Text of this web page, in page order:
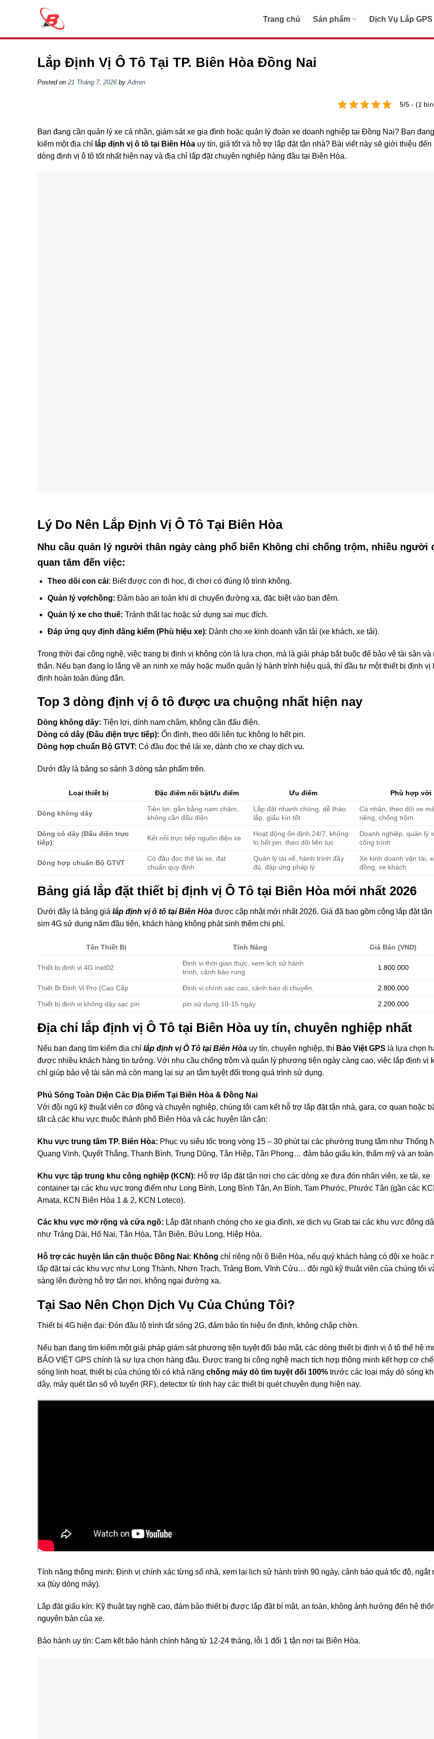
Trang chủ Sản phẩm Dịch Vụ Lắp GPS
Lắp Định Vị Ô Tô Tại TP. Biên Hòa Đồng Nai
Posted on 21 Tháng 7, 2026 by Admin
5/5 - (1
Bạn đang cần quản lý xe cá nhân, giám sát xe gia đình hoặc quản lý đoàn xe doanh nghiệp tại Đồng Nai? Bạn
kiếm một địa chỉ lắp định vị ô tô tại Biên Hòa uy tín, giá tốt và hỗ trợ lắp đặt tận nhà? Bài viết này sẽ giới thiệu đến
dòng định vị ô tô tốt nhất hiện nay và địa chỉ lắp đặt chuyên nghiệp hàng đầu tại Biên Hòa.
Lý Do Nên Lắp Định Vị Ô Tô Tại Biên Hòa
Nhu cầu quản lý người thân ngày càng phổ biến Không chỉ chống trộm, nhiều người
quan tâm đến việc:
Theo dõi con cái: Biết được con đi học, đi chơi có đúng lộ trình không.
Quản lý vợ/chồng: Đảm bảo an toàn khi di chuyển đường xa, đặc biệt vào ban đêm.
Quản lý xe cho thuê: Tránh thất lạc hoặc sử dụng sai mục đích.
Đáp ứng quy định đăng kiểm (Phù hiệu xe): Dành cho xe kinh doanh vận tải (xe khách, xe tải).
Trong thời đại công nghệ, việc trang bị định vị không còn là lựa chọn, mà là giải pháp bắt buộc để bảo vệ tài sản
thân. Nếu bạn đang lo lắng về an ninh xe máy hoặc muốn quản lý hành trình hiệu quả, thì đầu tư một thiết bị định vị
định hoàn toàn đúng đắn.
Top 3 dòng định vị ô tô được ưa chuộng nhất hiện nay
Dòng không dây: Tiện lợi, dính nam châm, không cần đấu điện.
Dòng có dây (Đấu điện trực tiếp): Ổn định, theo dõi liên tục không lo hết pin.
Dòng hợp chuẩn Bộ GTVT: Có đầu đọc thẻ lái xe, dành cho xe chạy dịch vụ.
Dưới đây là bảng so sánh 3 dòng sản phẩm trên.
Loại thiết bị Đặc điểm nổi bậtƯu điểm Ưu điểm Phù hợp với
Dòng không dây
Tiện lợi, gắn bằng nam châm,
không cần đấu điện
Lắp đặt nhanh chóng, dễ tháo
lắp, giấu kín tốt
Cá nhân, theo dõi xe
riêng, chống trộm
Dòng có dây (Đấu điện trực
tiếp):
Kết nối trực tiếp nguồn điện xe
Hoạt động ổn định 24/7, không
lo hết pin, theo dõi liên tục
Doanh nghiệp, quản lý
công trình
Dòng hợp chuẩn Bộ GTVT
Có đầu đọc thẻ lái xe, đạt
chuẩn quy định
Quản lý tài xế, hành trình đầy
đủ, đáp ứng pháp lý
Xe kinh doanh vận tải,
đồng, xe khách
Bảng giá lắp đặt thiết bị định vị Ô Tô tại Biên Hòa mới nhất 2026
Dưới đây là bảng giá lắp định vị ô tô tại Biên Hòa được cập nhật mới nhất 2026. Giá đã bao gồm công lắp đặt
sim 4G sử dụng năm đầu tiên, khách hàng không phát sinh thêm chi phí.
Tên Thiết Bị Tính Năng Giá Bán (VND)
Thiết bị định vị 4G inet02
Định vị thời gian thực, xem lịch sử hành
trình, cảnh báo rung
1.800.000
Thiết Bị Định Vị Pro (Cao Cấp Định vị chính xác cao, cảnh báo di chuyển, 2.800.000
Thiết bị định vị không dây sạc pin pin sử dụng 10-15 ngày 2.200.000
Địa chỉ lắp định vị Ô Tô tại Biên Hòa uy tín, chuyên nghiệp nhất
Nếu bạn đang tìm kiếm địa chỉ lắp định vị Ô Tô tại Biên Hòa uy tín, chuyên nghiệp, thì Bảo Việt GPS là lựa chọn
được nhiều khách hàng tin tưởng. Với nhu cầu chống trộm và quản lý phương tiện ngày càng cao, việc lắp định vị
chỉ giúp bảo vệ tài sản mà còn mang lại sự an tâm tuyệt đối trong quá trình sử dụng.
Phủ Sóng Toàn Diện Các Địa Điểm Tại Biên Hòa & Đồng Nai
Với đội ngũ kỹ thuật viên cơ động và chuyên nghiệp, chúng tôi cam kết hỗ trợ lắp đặt tận nhà, gara, cơ quan hoặc
tất cả các khu vực thuộc thành phố Biên Hòa và các huyện lân cận:
Khu vực trung tâm TP. Biên Hòa: Phục vụ siêu tốc trong vòng 15 – 30 phút tại các phường trung tâm như Thống
Quang Vinh, Quyết Thắng, Thanh Bình, Trung Dũng, Tân Hiệp, Tân Phong… đảm bảo giấu kín, thẩm mỹ và an
Khu vực tập trung khu công nghiệp (KCN): Hỗ trợ lắp đặt tận nơi cho các dòng xe đưa đón nhân viên, xe tải, xe
container tại các khu vực trọng điểm như Long Bình, Long Bình Tân, An Bình, Tam Phước, Phước Tân (gần các
Amata, KCN Biên Hòa 1 & 2, KCN Loteco).
Các khu vực mở rộng và cửa ngõ: Lắp đặt nhanh chóng cho xe gia đình, xe dịch vụ Grab tại các khu vực đông
như Trảng Dài, Hố Nai, Tân Hòa, Tân Biên, Bửu Long, Hiệp Hòa.
Hỗ trợ các huyện lân cận thuộc Đồng Nai: Không chỉ riêng nội ô Biên Hòa, nếu quý khách hàng có đội xe hoặc
lắp đặt tại các khu vực như Long Thành, Nhơn Trạch, Trảng Bom, Vĩnh Cửu… đội ngũ kỹ thuật viên của chúng tôi
sàng lên đường hỗ trợ tận nơi, không ngại đường xa.
Tại Sao Nên Chọn Dịch Vụ Của Chúng Tôi?
Thiết bị 4G hiện đại: Đón đầu lộ trình tắt sóng 2G, đảm bảo tín hiệu ổn định, không chập chờn.
Nếu bạn đang tìm kiếm một giải pháp giám sát phương tiện tuyệt đối bảo mật, các dòng thiết bị định vị ô tô thế hệ
BẢO VIỆT GPS chính là sự lựa chọn hàng đầu. Được trang bị công nghệ mạch tích hợp thông minh kết hợp cơ
sóng linh hoạt, thiết bị của chúng tôi có khả năng chống máy dò tìm tuyệt đối 100% trước các loại máy dò sóng
dây, máy quét tần số vô tuyến (RF), detector từ tính hay các thiết bị quét chuyên dụng hiện nay.
Tính năng thông minh: Định vị chính xác từng số nhà, xem lại lịch sử hành trình 90 ngày, cảnh báo quá tốc độ, ngắt
xa (tùy dòng máy).
Lắp đặt giấu kín: Kỹ thuật tay nghề cao, đảm bảo thiết bị được lắp đặt bí mật, an toàn, không ảnh hưởng đến hệ
nguyên bản của xe.
Bảo hành uy tín: Cam kết bảo hành chính hãng từ 12-24 tháng, lỗi 1 đổi 1 tận nơi tại Biên Hòa.